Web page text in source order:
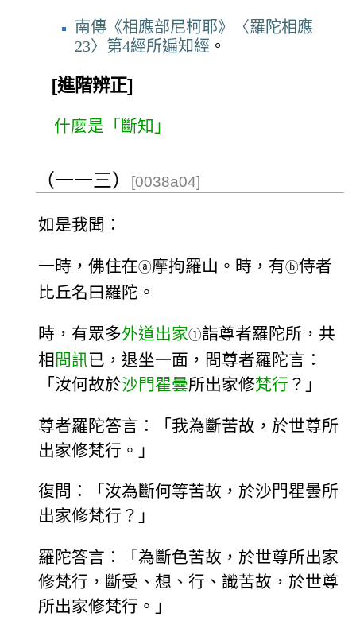
南傳《相應部尼柯耶》〈羅陀相應
23〉第4經所遍知經 。
[進階辨正]
什麼是「斷知」
（一一三） [0038a04]
如是我聞：
一時，佛住在ⓐ摩拘羅山。時，有ⓑ侍者
比丘名曰羅陀。
時，有眾多外道出家①詣尊者羅陀所，共
相 問訊已，退坐一面，問尊者羅陀言：
「汝何故於沙門瞿曇所出家修梵行 ？」
尊者羅陀答言：「我為斷苦故，於世尊所
出家修梵行。」
復問：「汝為斷何等苦故，於沙門瞿曇所
出家修梵行？」
羅陀答言：「為斷色苦故，於世尊所出家
修梵行，斷受、想、行、識苦故，於世尊
所出家修梵行。」